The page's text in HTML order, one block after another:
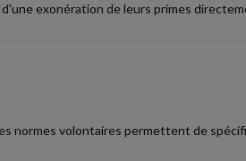
exonération de leurs primes
normes volontaires permettent de